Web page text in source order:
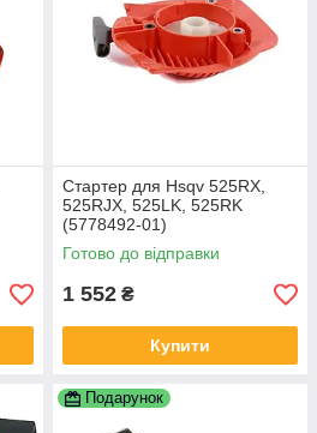
Стартер для Hsqv 525RX,
525RJX, 525LK, 525RK
(5778492-01)
Готово до відправки
1 552 ₴
Купити
Подарунок